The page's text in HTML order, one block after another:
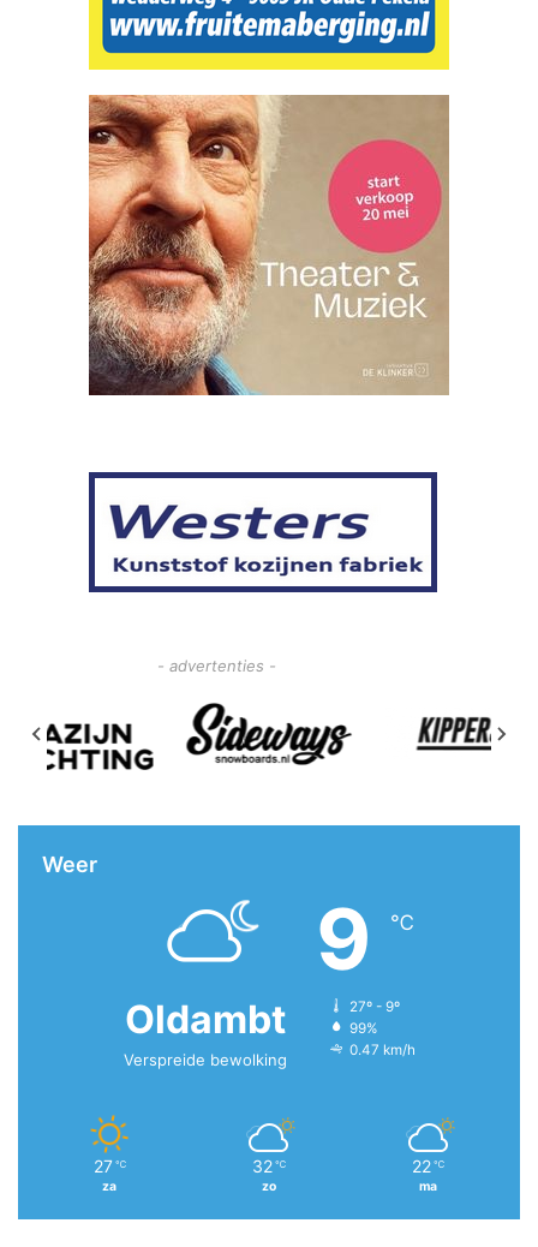
- advertenties -
Weer
Oldambt
Verspreide bewolking
9 ℃
27º - 9º
99%
0.47 km/h
27 ℃
za
32 ℃
zo
22 ℃
ma